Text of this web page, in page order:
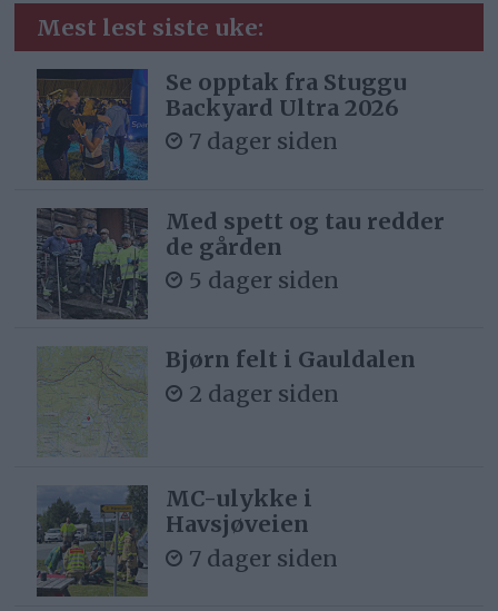
Mest lest siste uke:
Se opptak fra Stuggu
Backyard Ultra 2026
7 dager siden
Med spett og tau redder
de gården
5 dager siden
Bjørn felt i Gauldalen
2 dager siden
MC-ulykke i
Havsjøveien
7 dager siden